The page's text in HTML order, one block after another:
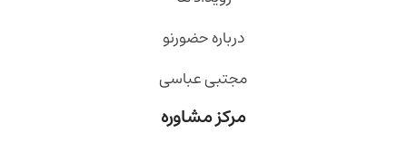
درباره حضورنو
مجتبی عباسی
مرکز مشاوره